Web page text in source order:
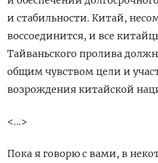
и стабильности. Китай,
воссоединится, и все
Тайваньского пролива
общим чувством цели и
возрождения китайской
<…>
Пока я говорю с вами, в